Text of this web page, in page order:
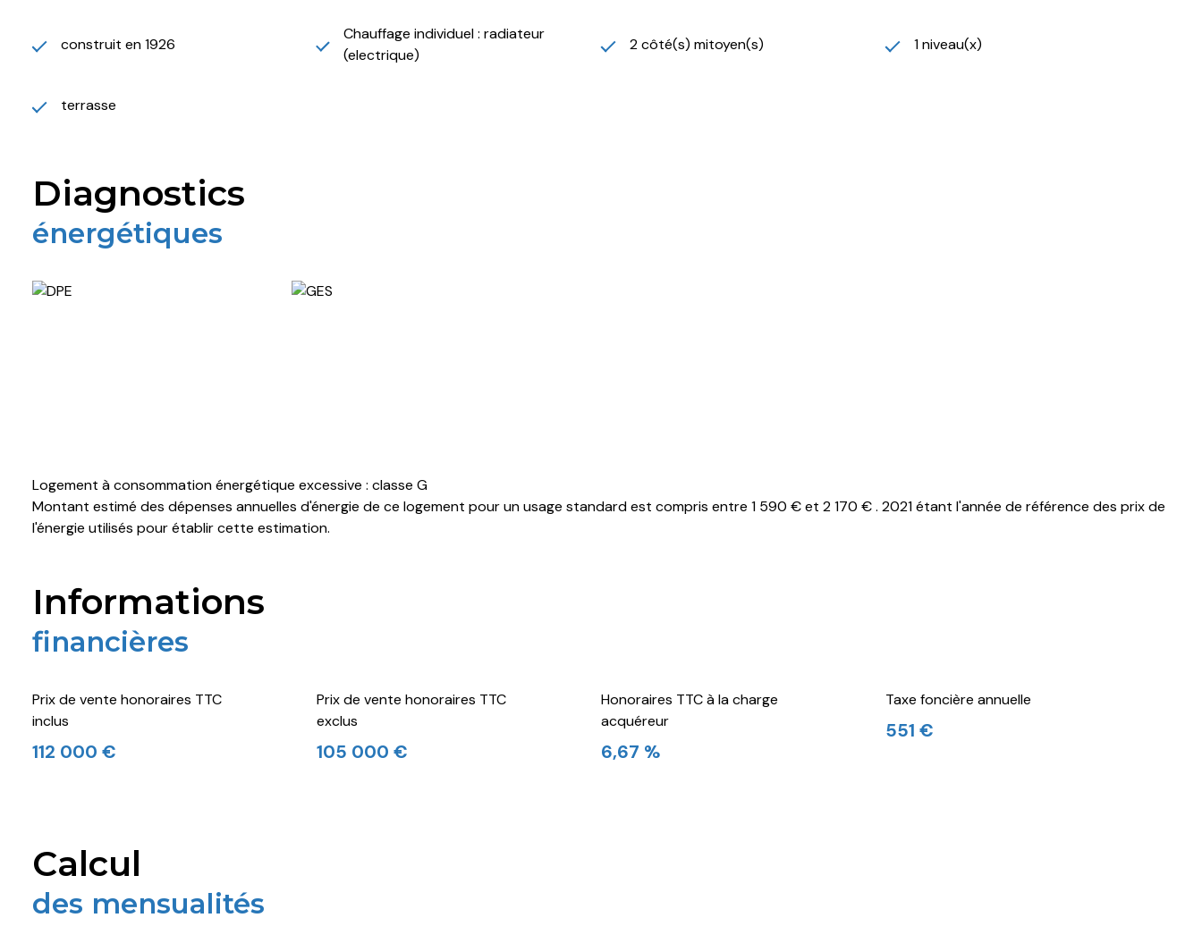
construit en 1926
Chauffage individuel : radiateur
(electrique)
2 côté(s) mitoyen(s) 1 niveau(x)
terrasse
diagnostics
énergétiques
Logement à consommation énergétique excessive : classe G
Montant estimé des dépenses annuelles d'énergie de ce logement pour un usage standard est compris entre 1 590 € et 2 170 € . 2021 étant l'année de référence des prix de
l'énergie utilisés pour établir cette estimation.
informations
financières
Prix de vente honoraires TTC
inclus
112 000 €
Prix de vente honoraires TTC
exclus
105 000 €
Honoraires TTC à la charge
acquéreur
6,67 %
Taxe foncière annuelle
551 €
calcul
des mensualités